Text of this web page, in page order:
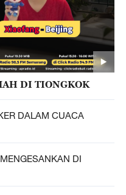
DI TIONGKOK
DALAM CUACA
DI